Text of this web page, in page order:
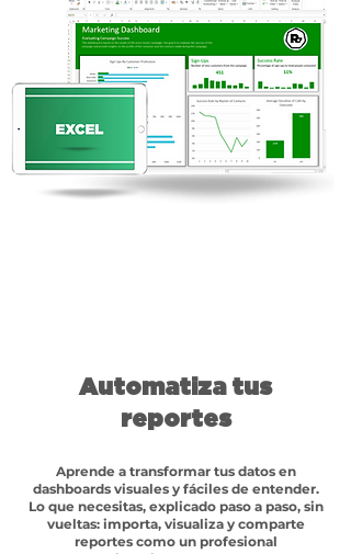
Automatiza tus
reportes
Aprende a transformar tus datos en
dashboards visuales y fáciles de entender.
Lo que necesitas, explicado paso a paso, sin
vueltas: importa, visualiza y comparte
reportes como un profesional